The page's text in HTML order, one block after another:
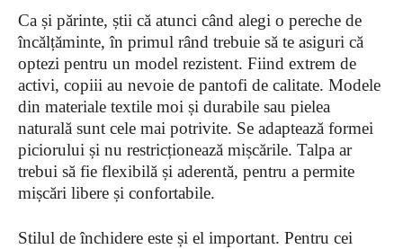
Ca și părinte, știi că atunci când alegi o pereche de
încălțăminte, în primul rând trebuie să te asiguri că
optezi pentru un model rezistent. Fiind extrem de
activi, copiii au nevoie de pantofi de calitate. Modele
din materiale textile moi și durabile sau pielea
naturală sunt cele mai potrivite. Se adaptează formei
piciorului și nu restricționează mișcările. Talpa ar
trebui să fie flexibilă și aderentă, pentru a permite
mișcări libere și confortabile.
Stilul de închidere este și el important. Pentru cei